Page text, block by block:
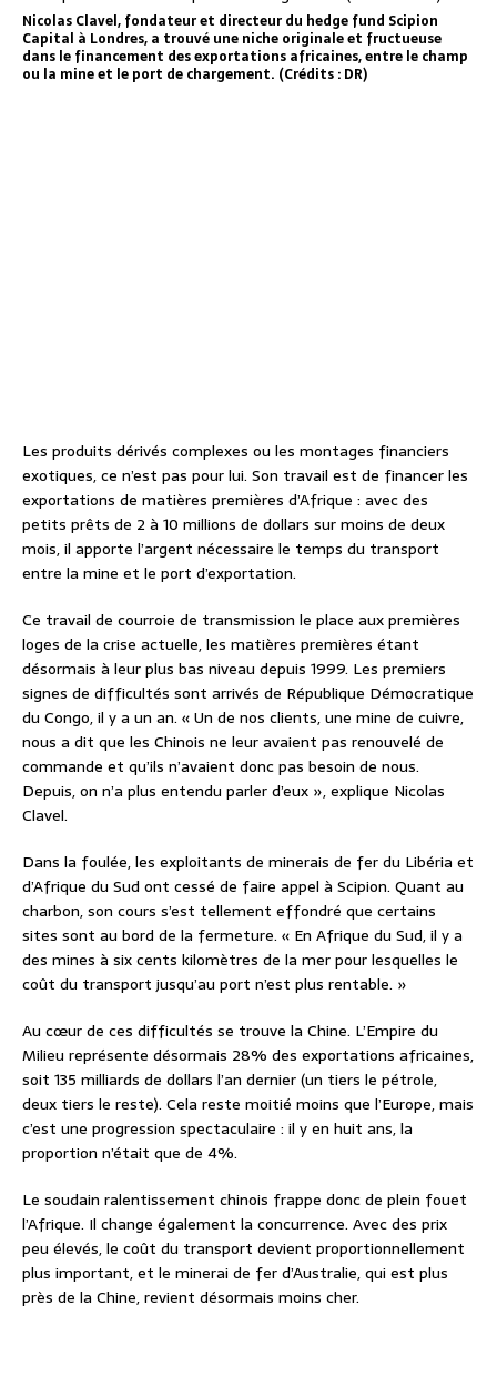
Nicolas Clavel, fondateur et directeur du hedge fund Scipion
Capital à Londres, a trouvé une niche originale et fructueuse
dans le financement des exportations africaines, entre le champ
ou la mine et le port de chargement. (Crédits : DR)
Les produits dérivés complexes ou les montages financiers
exotiques, ce n’est pas pour lui. Son travail est de financer les
exportations de matières premières d’Afrique : avec des
petits prêts de 2 à 10 millions de dollars sur moins de deux
mois, il apporte l’argent nécessaire le temps du transport
entre la mine et le port d’exportation.
Ce travail de courroie de transmission le place aux premières
loges de la crise actuelle, les matières premières étant
désormais à leur plus bas niveau depuis 1999. Les premiers
signes de difficultés sont arrivés de République Démocratique
du Congo, il y a un an. « Un de nos clients, une mine de cuivre,
nous a dit que les Chinois ne leur avaient pas renouvelé de
commande et qu’ils n’avaient donc pas besoin de nous.
Depuis, on n’a plus entendu parler d’eux », explique Nicolas
Clavel.
Dans la foulée, les exploitants de minerais de fer du Libéria et
d’Afrique du Sud ont cessé de faire appel à Scipion. Quant au
charbon, son cours s’est tellement effondré que certains
sites sont au bord de la fermeture. « En Afrique du Sud, il y a
des mines à six cents kilomètres de la mer pour lesquelles le
coût du transport jusqu’au port n’est plus rentable. »
Au cœur de ces difficultés se trouve la Chine. L’Empire du
Milieu représente désormais 28% des exportations africaines,
soit 135 milliards de dollars l’an dernier (un tiers le pétrole,
deux tiers le reste). Cela reste moitié moins que l’Europe, mais
c’est une progression spectaculaire : il y en huit ans, la
proportion n’était que de 4%.
Le soudain ralentissement chinois frappe donc de plein fouet
l’Afrique. Il change également la concurrence. Avec des prix
peu élevés, le coût du transport devient proportionnellement
plus important, et le minerai de fer d’Australie, qui est plus
près de la Chine, revient désormais moins cher.